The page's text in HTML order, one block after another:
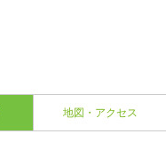
地図・アクセス